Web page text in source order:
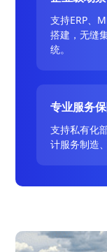
支持ERP、
搭建，无缝
统。
专业服务
支持私有化
计服务制造